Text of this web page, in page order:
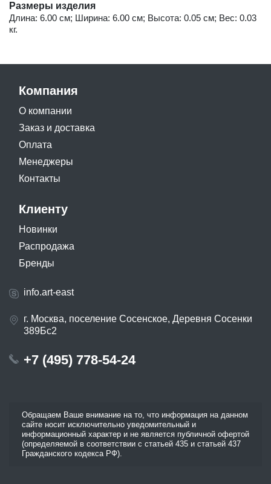
Размеры изделия
Длина: 6.00 см; Ширина: 6.00 см; Высота: 0.05 см; Вес: 0.03
кг.
Компания
О компании
Заказ и доставка
Оплата
Менеджеры
Контакты
Клиенту
Новинки
Распродажа
Бренды
info.art-east
г. Москва, поселение Сосенское, Деревня Сосенки
389Бс2
+7 (495) 778-54-24
Обращаем Ваше внимание на то, что информация на данном
сайте носит исключительно уведомительный и
информационный характер и не является публичной офертой
(определяемой в соответствии с статьей 435 и статьей 437
Гражданского кодекса РФ).